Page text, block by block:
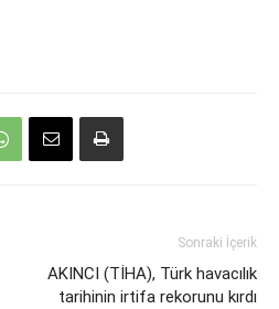
Sonraki İçerik
AKINCI (TİHA), Türk havacılık
tarihinin irtifa rekorunu kırdı